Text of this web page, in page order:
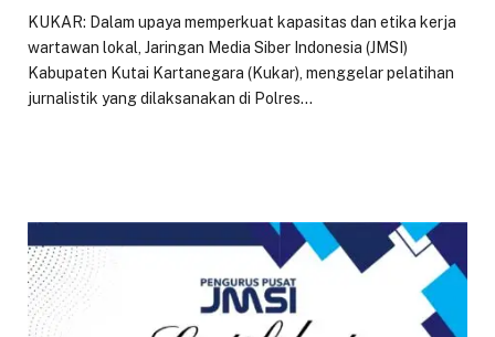
KUKAR: Dalam upaya memperkuat kapasitas dan etika kerja
wartawan lokal, Jaringan Media Siber Indonesia (JMSI)
Kabupaten Kutai Kartanegara (Kukar), menggelar pelatihan
jurnalistik yang dilaksanakan di Polres…